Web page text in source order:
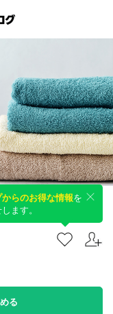
らのお得な情報を
ます。
る